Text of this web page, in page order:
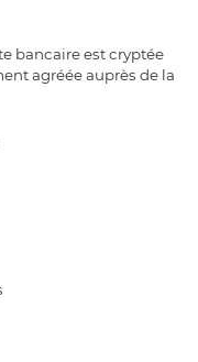
bancaire est cryptée
agréée auprès de la